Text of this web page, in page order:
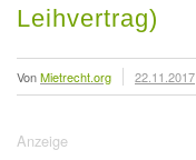
Leihvertrag)
VonMietrecht.org 22.11.2017